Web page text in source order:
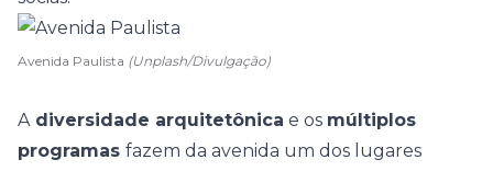
Avenida Paulista (Unplash/Divulgação)
Adiversidade arquitetônica e os múltiplos
programas fazem da avenida um dos lugares